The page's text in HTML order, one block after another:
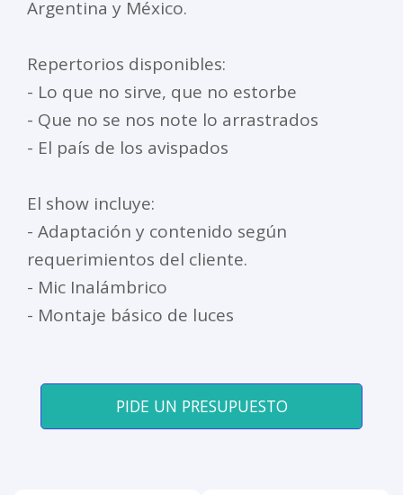
Argentina y México.
Repertorios disponibles:
- Lo que no sirve, que no estorbe
- Que no se nos note lo arrastrados
- El país de los avispados
El show incluye:
- Adaptación y contenido según
requerimientos del cliente.
- Mic Inalámbrico
- Montaje básico de luces
PIDE UN PRESUPUESTO